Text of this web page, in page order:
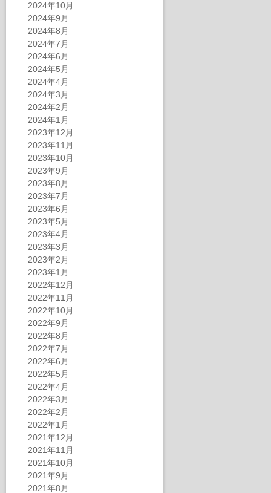
2024年10月
2024年9月
2024年8月
2024年7月
2024年6月
2024年5月
2024年4月
2024年3月
2024年2月
2024年1月
2023年12月
2023年11月
2023年10月
2023年9月
2023年8月
2023年7月
2023年6月
2023年5月
2023年4月
2023年3月
2023年2月
2023年1月
2022年12月
2022年11月
2022年10月
2022年9月
2022年8月
2022年7月
2022年6月
2022年5月
2022年4月
2022年3月
2022年2月
2022年1月
2021年12月
2021年11月
2021年10月
2021年9月
2021年8月